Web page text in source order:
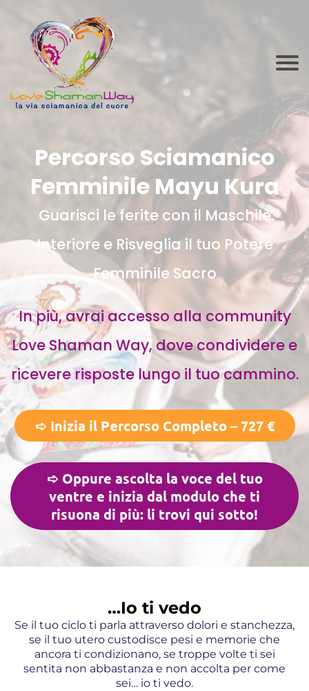
Percorso Sciamanico
Femminile Mayu Kura
Guarisci le ferite con il Maschile
Interiore e Risveglia il tuo Potere
Femminile Sacro
In più, avrai accesso alla community
Love Shaman Way, dove condividere e
ricevere risposte lungo il tuo cammino.
➪ Inizia il Percorso Completo – 727 €
➪ Oppure ascolta la voce del tuo
ventre e inizia dal modulo che ti
risuona di più: li trovi qui sotto!
…Io ti vedo
Se il tuo ciclo ti parla attraverso dolori e stanchezza,
se il tuo utero custodisce pesi e memorie che
ancora ti condizionano, se troppe volte ti sei
sentita non abbastanza e non accolta per come
sei… io ti vedo.